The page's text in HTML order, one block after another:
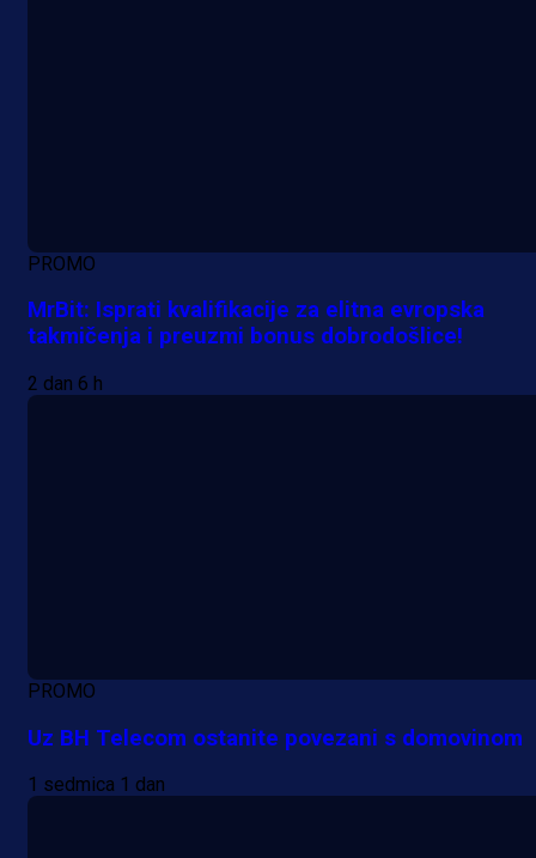
PROMO
MrBit: Isprati kvalifikacije za elitna evropska
takmičenja i preuzmi bonus dobrodošlice!
2 dan 6 h
PROMO
Uz BH Telecom ostanite povezani s domovinom
1 sedmica 1 dan